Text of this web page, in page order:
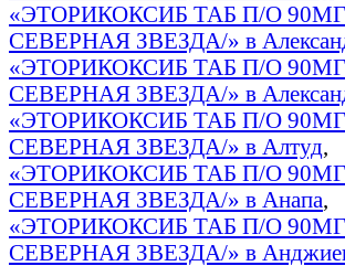
«ЭТОРИКОКСИБ ТАБ П/О
СЕВЕРНАЯ ЗВЕЗДА/» в
«ЭТОРИКОКСИБ ТАБ П/О
СЕВЕРНАЯ ЗВЕЗДА/» в
«ЭТОРИКОКСИБ ТАБ П/О
СЕВЕРНАЯ ЗВЕЗДА/» в Алтуд,
«ЭТОРИКОКСИБ ТАБ П/О
СЕВЕРНАЯ ЗВЕЗДА/» в Анапа,
«ЭТОРИКОКСИБ ТАБ П/О
СЕВЕРНАЯ ЗВЕЗДА/» в